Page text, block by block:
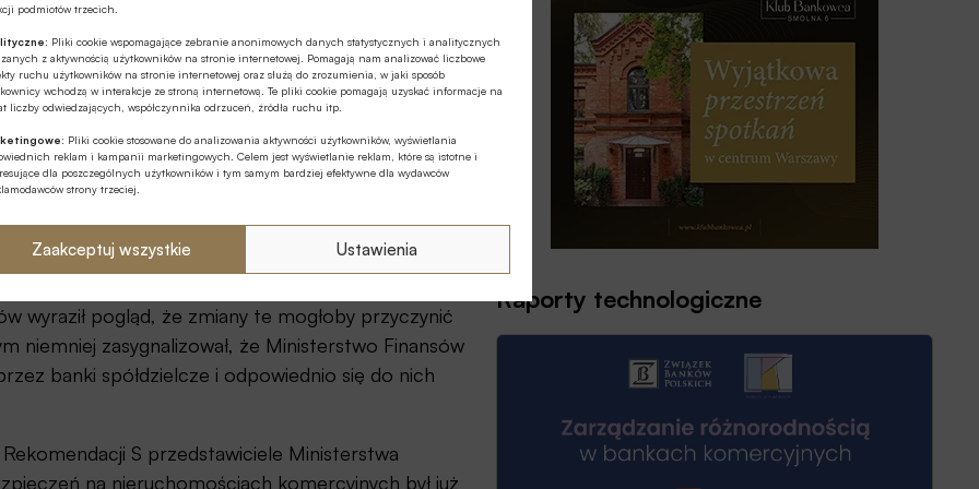
podmiotów trzecich.
Pliki cookie wspomagające zebranie anonimowych danych statystycznych i analitycznych
z aktywnością użytkowników na stronie internetowej. Pomagają nam analizować liczbowe
ruchu użytkowników na stronie internetowej oraz służą do zrozumienia, w jaki sposób
wchodzą w interakcje ze stroną internetową. Te pliki cookie pomagają uzyskać informacje na
liczby odwiedzających, współczynnika odrzuceń, źródła ruchu itp.
Pliki cookie stosowane do analizowania aktywności użytkowników, wyświetlania
reklam i kampanii marketingowych. Celem jest wyświetlanie reklam, które są istotne i
dla poszczególnych użytkowników i tym samym bardziej efektywne dla wydawców
strony trzeciej.
Zaakceptuj wszystkie Ustawienia
wymaga propozycja dotycząca możliwości
harmonogramu spłaty zmienionego po raz trzeci.
w której pomimo permamentnego braku spłaty
w ewidencji banku kredyt będzie funkcjonował
rozważyć wypracowanie rozwiązań, które
portfela kredytowego, a
aneksowanie umów kredytowych. W
które warunkują możliwość pomniejszania
wyraził pogląd, że zmiany te mogłoby przyczynić
niemniej zasygnalizował, że Ministerstwo Finansów
banki spółdzielcze i odpowiednio się do nich
S przedstawiciele Ministerstwa
na nieruchomościach komercyjnych był już
Raporty technologiczne